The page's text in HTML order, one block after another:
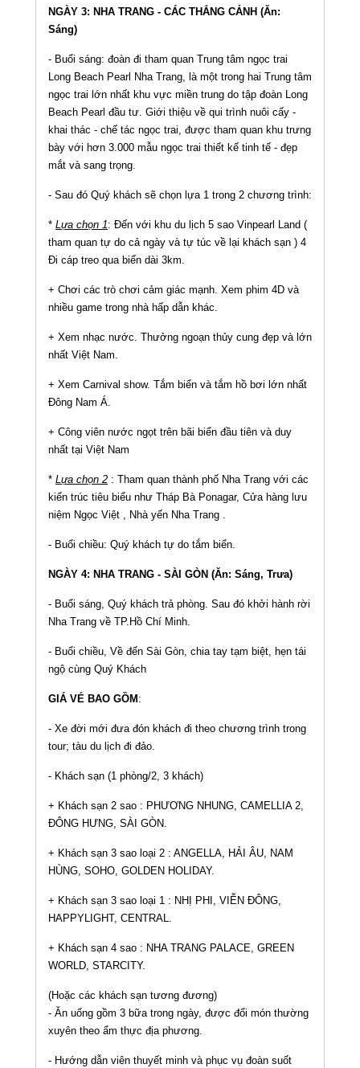
NGÀY 3: NHA TRANG - CÁC THẮNG CẢNH (Ăn:
Sáng)
- Buổi sáng: đoàn đi tham quan Trung tâm ngọc trai
Long Beach Pearl Nha Trang, là một trong hai Trung tâm
ngọc trai lớn nhất khu vực miền trung do tập đoàn Long
Beach Pearl đầu tư. Giới thiệu về qui trình nuôi cấy -
khai thác - chế tác ngọc trai, được tham quan khu trưng
bày với hơn 3.000 mẫu ngọc trai thiết kế tinh tế - đẹp
mắt và sang trọng.
- Sau đó Quý khách sẽ chọn lựa 1 trong 2 chương trình:
* Lựa chọn 1: Đến với khu du lịch 5 sao Vinpearl Land (
tham quan tự do cả ngày và tự túc về lại khách sạn ) 4
Đi cáp treo qua biển dài 3km.
+ Chơi các trò chơi cảm giác mạnh. Xem phim 4D và
nhiều game trong nhà hấp dẫn khác.
+ Xem nhạc nước. Thưởng ngoạn thủy cung đẹp và lớn
nhất Việt Nam.
+ Xem Carnival show. Tắm biển và tắm hồ bơi lớn nhất
Đông Nam Á.
+ Công viên nước ngọt trên bãi biển đầu tiên và duy
nhất tại Việt Nam
* Lựa chọn 2 : Tham quan thành phố Nha Trang với các
kiến trúc tiêu biểu như Tháp Bà Ponagar, Cửa hàng lưu
niệm Ngọc Việt , Nhà yến Nha Trang .
- Buổi chiều: Quý khách tự do tắm biển.
NGÀY 4: NHA TRANG - SÀI GÒN (Ăn: Sáng, Trưa)
- Buổi sáng, Quý khách trả phòng. Sau đó khởi hành rời
Nha Trang về TP.Hồ Chí Minh.
- Buổi chiều, Về đến Sài Gòn, chia tay tạm biệt, hẹn tái
ngộ cùng Quý Khách
GIÁ VÉ BAO GỒM :
- Xe đời mới đưa đón khách đi theo chương trình trong
tour; tàu du lịch đi đảo.
- Khách sạn (1 phòng/2, 3 khách)
+ Khách sạn 2 sao : PHƯƠNG NHUNG, CAMELLIA 2,
ĐÔNG HƯNG, SÀI GÒN.
+ Khách sạn 3 sao loại 2 : ANGELLA, HẢI ÂU, NAM
HÙNG, SOHO, GOLDEN HOLIDAY.
+ Khách sạn 3 sao loại 1 : NHỊ PHI, VIỄN ĐÔNG,
HAPPYLIGHT, CENTRAL.
+ Khách sạn 4 sao : NHA TRANG PALACE, GREEN
WORLD, STARCITY.
(Hoặc các khách sạn tương đương)
- Ăn uống gồm 3 bữa trong ngày, được đổi món thường
xuyên theo ẩm thực địa phương.
- Hướng dẫn viên thuyết minh và phục vụ đoàn suốt